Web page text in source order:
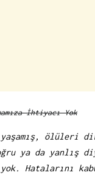
İhtiyacı Yok
yaşamış, ölüleri
ya da yanlış
Hatalarını